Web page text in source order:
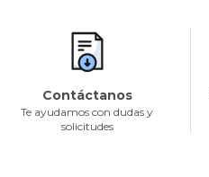
Contáctanos
Te ayudamos con dudas y
solicitudes